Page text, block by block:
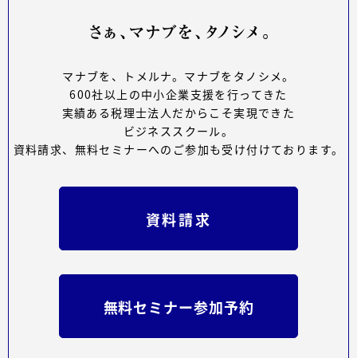
マナブを、トメルナ。マナブをタノシメ。
600社以上の中小企業支援を行ってきた
実績ある税理士法人だからこそ実現できた
ビジネススクール。
資料請求、無料セミナーへのご参加も受け付けております。
資料請求
無料セミナー参加予約